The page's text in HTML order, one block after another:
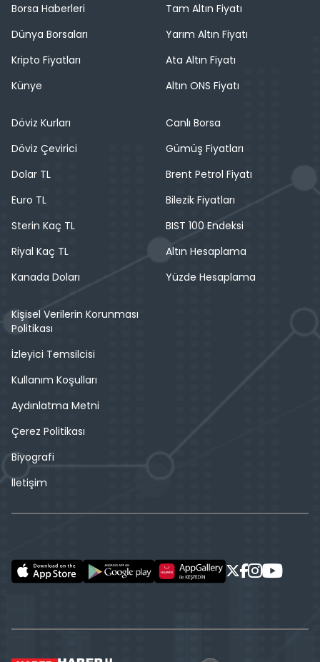
Borsa Haberleri
Dünya Borsaları
Kripto Fiyatları
Künye
Tam Altın Fiyatı
Yarım Altın Fiyatı
Ata Altın Fiyatı
Altın ONS Fiyatı
Döviz Kurları
Döviz Çevirici
Dolar TL
Euro TL
Sterin Kaç TL
Riyal Kaç TL
Kanada Doları
Canlı Borsa
Gümüş Fiyatları
Brent Petrol Fiyatı
Bilezik Fiyatları
BIST 100 Endeksi
Altın Hesaplama
Yüzde Hesaplama
Kişisel Verilerin Korunması
Politikası
İzleyici Temsilcisi
Kullanım Koşulları
Aydınlatma Metni
Çerez Politikası
Biyografi
İletişim